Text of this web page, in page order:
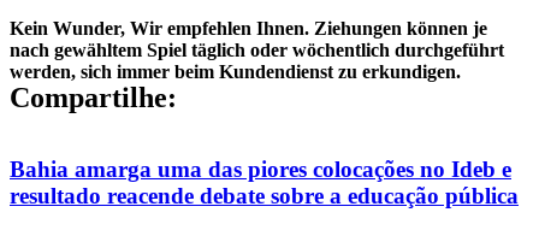
Kein Wunder, Wir empfehlen Ihnen. Ziehungen können je
nach gewähltem Spiel täglich oder wöchentlich durchgeführt
werden, sich immer beim Kundendienst zu erkundigen.
Compartilhe:
Bahia amarga uma das piores colocações no Ideb e
resultado reacende debate sobre a educação pública